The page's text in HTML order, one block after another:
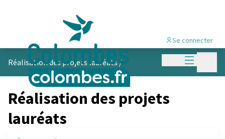
Menu
Se connecter
Réalisation des projets lauréats /
Réalisation des projets
lauréats